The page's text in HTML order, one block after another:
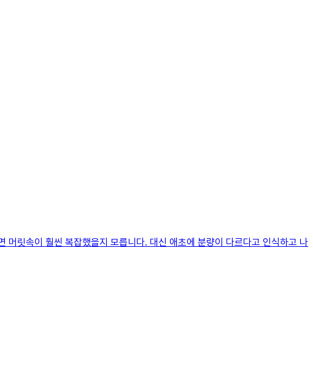
릿속이 훨씬 복잡했을지 모릅니다. 대신 애초에 분량이 다르다고 인식하고 나